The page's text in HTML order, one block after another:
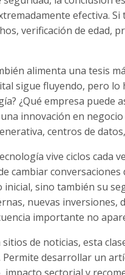
efectiva.
verificación de edad,
alimenta una tesis
sigue fluyendo, pero
¿Qué empresa puede
innovación en
centros de
vive ciclos cada
cambiar
sino también su
nuevas inversiones,
importante no
de noticias, esta
Permite desarrollar un